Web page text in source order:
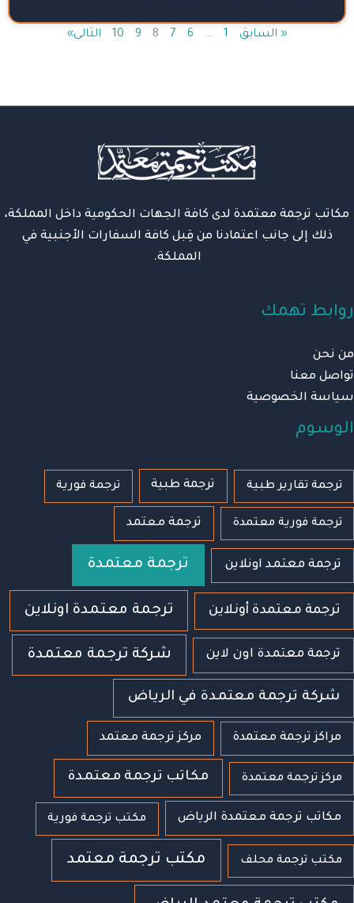
« السابق 1
…
6
7
8
9
10 التالى»
مكاتب ترجمة معتمدة لدى كافة الجهات الحكومية داخل المملكة،
ذلك إلى جانب اعتمادنا من قِبل كافة السفارات الأجنبية في
المملكة.
روابط تهمك
من نحن
تواصل معنا
سياسة الخصوصية
الوسوم
ترجمة تقارير طبية ترجمة طبية ترجمة فورية
ترجمة فورية معتمدة ترجمة معتمد
ترجمة معتمد اونلاين ترجمة معتمدة
ترجمة معتمدة أونلاين ترجمة معتمدة اونلاين
ترجمة معتمدة اون لاين شركة ترجمة معتمدة
شركة ترجمة معتمدة في الرياض
مراكز ترجمة معتمدة مركز ترجمة معتمد
مركز ترجمة معتمدة مكاتب ترجمة معتمدة
مكاتب ترجمة معتمدة الرياض مكتب ترجمة فورية
مكتب ترجمة محلف مكتب ترجمة معتمد